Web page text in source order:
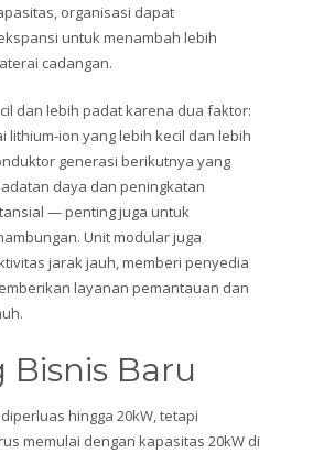
organisasi dapat
untuk menambah lebih
cadangan.
dan lebih padat karena dua faktor:
lithium-ion yang lebih kecil dan lebih
generasi berikutnya yang
daya dan peningkatan
— penting juga untuk
Unit modular juga
jarak jauh, memberi penyedia
layanan pemantauan dan
Bisnis Baru
hingga 20kW, tetapi
memulai dengan kapasitas 20kW di